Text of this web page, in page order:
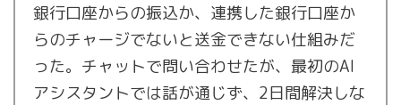
銀行口座からの振込か、連携した銀行口座か
らのチャージでないと送金できない仕組みだ
った。チャットで問い合わせたが、最初のAI
アシスタントでは話が通じず、2日間解決しな